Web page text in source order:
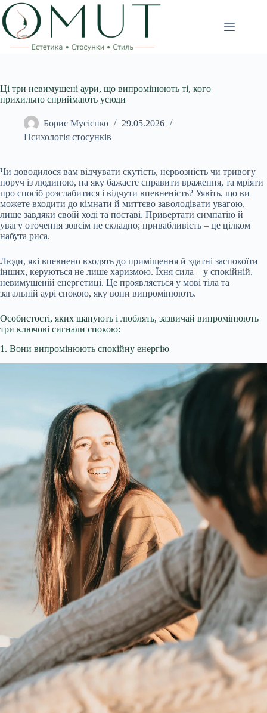
Перейти
до
вмісту
Ці три невимушені аури, що випромінюють ті, кого
прихильно сприймають усюди
Борис Мусієнко
29.05.2026
Психологія стосунків
Чи доводилося вам відчувати скутість, нервозність чи тривогу
поруч із людиною, на яку бажаєте справити враження, та мріяти
про спосіб розслабитися і відчути впевненість? Уявіть, що ви
можете входити до кімнати й миттєво заволодівати увагою,
лише завдяки своїй ході та поставі. Привертати симпатію й
увагу оточення зовсім не складно; привабливість – це цілком
набута риса.
Люди, які впевнено входять до приміщення й здатні заспокоїти
інших, керуються не лише харизмою. Їхня сила – у спокійній,
невимушеній енергетиці. Це проявляється у мові тіла та
загальній аурі спокою, яку вони випромінюють.
Особистості, яких шанують і люблять, зазвичай випромінюють
три ключові сигнали спокою:
1. Вони випромінюють спокійну енергію